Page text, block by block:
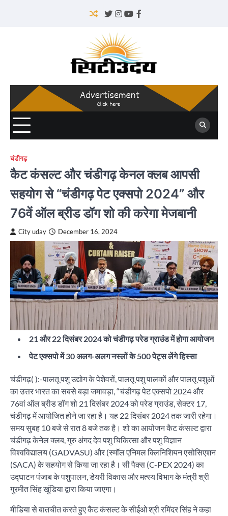
Twitter
Instagram
YouTube
Facebook
चंडीगढ़
कैट कंसल्ट और चंडीगढ़ केनल क्लब आपसी
सहयोग से “चंडीगढ़ पेट एक्सपो 2024” और
76वें ऑल ब्रीड डॉग शो की करेगा मेजबानी
City uday December 16, 2024
21 और 22 दिसंबर 2024 को चंडीगढ़ परेड ग्राउंड में होगा आयोजन
पेट एक्सपो में 30 अलग-अलग नस्लों के 500 पेट्स लेंगे हिस्सा
चंडीगढ़( ):-पालतू पशु उद्योग के पेशेवरों, पालतू पशु पालकों और पालतू पशुओं
का उत्तर भारत का सबसे बड़ा जमावड़ा, “चंडीगढ़ पेट एक्सपो 2024 और
76वां ऑल ब्रीड डॉग शो 21 दिसंबर 2024 को परेड ग्राउंड, सेक्टर 17,
चंडीगढ़ में आयोजित होने जा रहा है। यह 22 दिसंबर 2024 तक जारी रहेगा।
समय सुबह 10 बजे से रात 8 बजे तक है। शो का आयोजन कैट कंसल्ट द्वारा
चंडीगढ़ केनेल क्लब, गुरु अंगद देव पशु चिकित्सा और पशु विज्ञान
विश्वविद्यालय (GADVASU) और (स्मॉल एनिमल क्लिनिशियन एसोसिएशन
(SACA) के सहयोग से किया जा रहा है। सी पैक्स (C-PEX 2024) का
उद्घाटन पंजाब के पशुपालन, डेयरी विकास और मत्स्य विभाग के मंत्री श्री
गुरमीत सिंह खुंडिया द्वारा किया जाएगा।
मीडिया से बातचीत करते हुए कैट कंसल्ट के सीईओ श्री रमिंदर सिंह ने कहा